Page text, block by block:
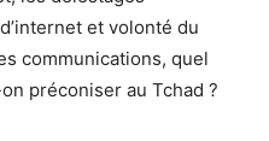
et volonté du
communications, quel
préconiser au Tchad ?